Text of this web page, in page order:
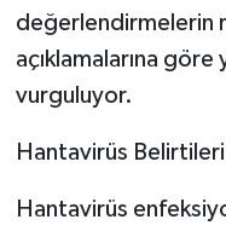
değerlendirmelerin
açıklamalarına göre
vurguluyor.
Hantavirüs
Hantavirüs